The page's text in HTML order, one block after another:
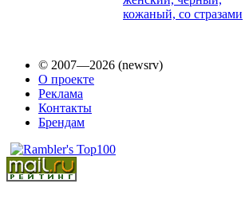
© 2007—2026 (newsrv)
О проекте
Реклама
Контакты
Брендам